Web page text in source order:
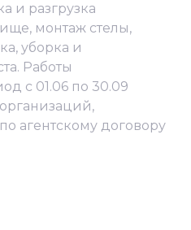
и разгрузка
монтаж стелы,
уборка и
Работы
с 01.06 по 30.09
агентскому договору